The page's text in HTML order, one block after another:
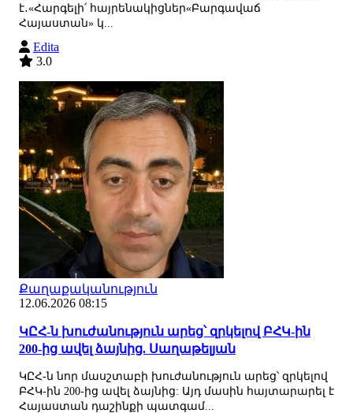
է․«Հարգելի՛ հայրենակիցներ«Բարգավաճ
Հայաստան» կ...
Edita
3.0
Քաղաքականություն
12.06.2026 08:15
ԿԸՀ-ն խուժանություն արեց՝ զրկելով ԲՀԿ-ին
200-ից ավել ձայնից. Սաղաթելյան
ԿԸՀ-ն նոր մասշտաբի խուժանություն արեց՝ զրկելով
ԲՀԿ-ին 200-ից ավել ձայնից: Այդ մասին հայտարարել է
Հայաստան դաշինքի պատգամ...